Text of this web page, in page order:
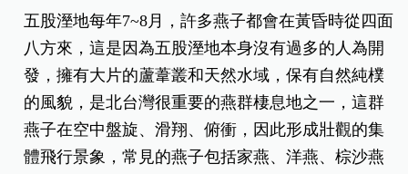
五股溼地每年7~8月，許多燕子都會在黃昏時從四面
八方來，這是因為五股溼地本身沒有過多的人為開
發，擁有大片的蘆葦叢和天然水域，保有自然純樸
的風貌，是北台灣很重要的燕群棲息地之一，這群
燕子在空中盤旋、滑翔、俯衝，因此形成壯觀的集
體飛行景象，常見的燕子包括家燕、洋燕、棕沙燕